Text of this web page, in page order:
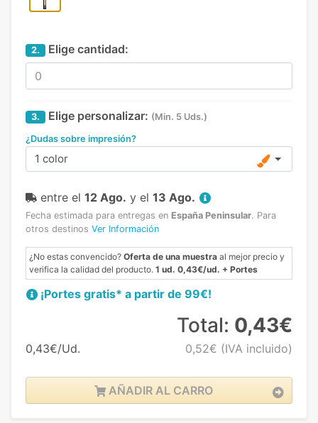
2. Elige cantidad:
3. Elige personalizar: (Min. 5 Uds.)
¿Dudas sobre impresión?
1 color
entre el 12 Ago. y el 13 Ago.
Fecha estimada para entregas en España Peninsular. Para
otros destinos Ver Información
¿No estas convencido? Oferta de una muestra al mejor precio y
verifica la calidad del producto. 1 ud. 0,43€/ud. + Portes
¡Portes gratis* a partir de 99€!
0,43€/Ud.
Total: 0,43€
0,52€ (IVA incluido)
AÑADIR AL CARRO